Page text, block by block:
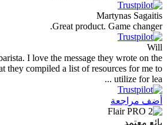
Martynas Sagaitis
Great product. Game changer.
Will
I love the message they wrote on the
they compiled a list of resources for me to
utilize for lea ...
أضف مراجعة
بائع معتمد